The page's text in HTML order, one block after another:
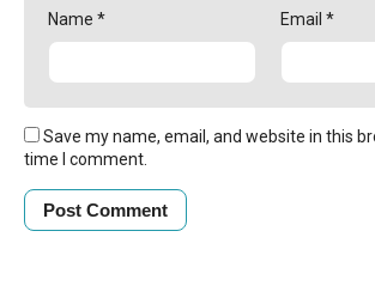
Name * Email *
Save my name, email, and website in this
time I comment.